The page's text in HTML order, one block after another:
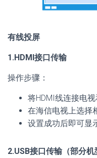
有线投屏
1.HDMI接口传输
操作步骤：
将HDMI线连接电视
在海信电视上选择
设置成功后即可显
2.USB接口传输（部分机